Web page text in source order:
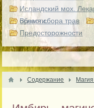
Исландский мох.
области.
Время сбора трав
Предосторожности
Содержание